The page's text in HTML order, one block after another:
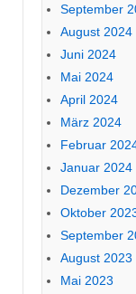
September
August 2024
Juni 2024
Mai 2024
April 2024
März 2024
Februar
Januar 2024
Dezember
Oktober
September
August 2023
Mai 2023